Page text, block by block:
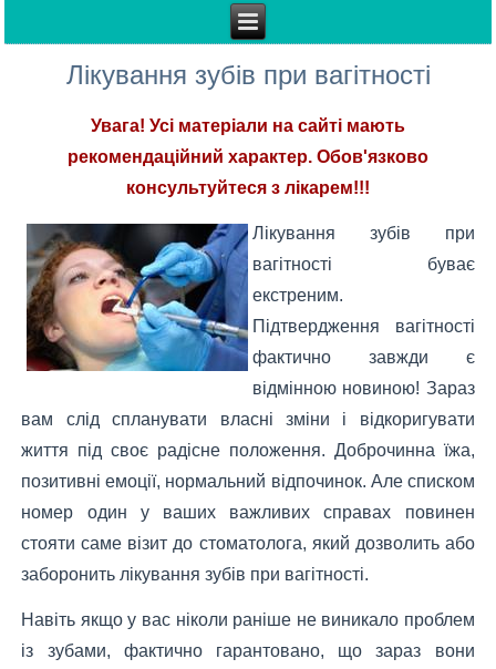
Лікування зубів при вагітності
Увага! Усі матеріали на сайті мають
рекомендаційний характер. Обов'язково
консультуйтеся з лікарем!!!
Лікування зубів при
вагітності буває
екстреним.
Підтвердження вагітності
фактично завжди є
відмінною новиною! Зараз
вам слід спланувати власні зміни і відкоригувати
життя під своє радісне положення. Доброчинна їжа,
позитивні емоції, нормальний відпочинок. Але списком
номер один у ваших важливих справах повинен
стояти саме візит до стоматолога, який дозволить або
заборонить лікування зубів при вагітності.
Навіть якщо у вас ніколи раніше не виникало проблем
із зубами, фактично гарантовано, що зараз вони